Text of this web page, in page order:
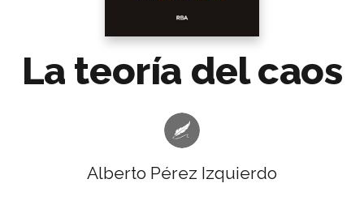
La teoría del caos
Alberto Pérez Izquierdo